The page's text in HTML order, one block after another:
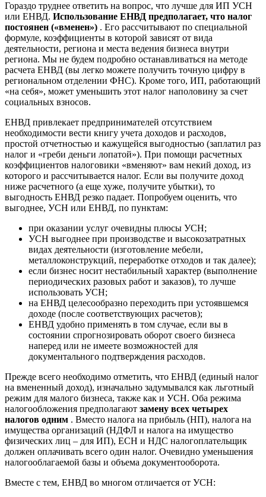
Гораздо труднее ответить на вопрос, что лучше для ИП УСН
или ЕНВД. Использование ЕНВД предполагает, что налог
постоянен («вменен») . Его рассчитывают по специальной
формуле, коэффициенты в которой зависят от вида
деятельности, региона и места ведения бизнеса внутри
региона. Мы не будем подробно останавливаться на методе
расчета ЕНВД (вы легко можете получить точную цифру в
региональном отделении ФНС). Кроме того, ИП, работающий
«на себя», может уменьшить этот налог наполовину за счет
социальных взносов.
ЕНВД привлекает предпринимателей отсутствием
необходимости вести книгу учета доходов и расходов,
простой отчетностью и кажущейся выгодностью (заплатил раз
налог и «греби деньги лопатой»). При помощи расчетных
коэффициентов налоговики «вменяют» вам некий доход, из
которого и рассчитывается налог. Если вы получите доход
ниже расчетного (а еще хуже, получите убытки), то
выгодность ЕНВД резко падает. Попробуем оценить, что
выгоднее, УСН или ЕНВД, по пунктам:
при оказании услуг очевидны плюсы УСН;
УСН выгоднее при производстве и высокозатратных
видах деятельности (изготовление мебели,
металлоконструкций, переработке отходов и так далее);
если бизнес носит нестабильный характер (выполнение
периодических разовых работ и заказов), то лучше
использовать УСН;
на ЕНВД целесообразно переходить при устоявшемся
доходе (после соответствующих расчетов);
ЕНВД удобно применять в том случае, если вы в
состоянии спрогнозировать оборот своего бизнеса
наперед или не имеете возможностей для
документального подтверждения расходов.
Прежде всего необходимо отметить, что ЕНВД (единый налог
на вмененный доход), изначально задумывался как льготный
режим для малого бизнеса, также как и УСН. Оба режима
налогообложения предполагают замену всех четырех
налогов одним . Вместо налога на прибыль (НП), налога на
имущества организаций (НДФЛ и налога на имущество
физических лиц – для ИП), ЕСН и НДС налогоплательщик
должен оплачивать всего один налог. Очевидно уменьшения
налогооблагаемой базы и объема документооборота.
Вместе с тем, ЕНВД во многом отличается от УСН: